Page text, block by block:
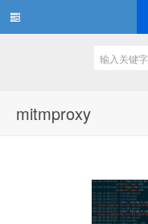
mitmproxy